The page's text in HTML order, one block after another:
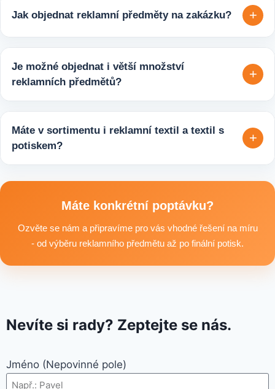
reklamních předmětů. K dispozici jsou i ekologicky udržitelné
varianty, které jsou vhodné pro firmy, jež chtějí spojit svojí
propagaci s odpovědným přístupem k životnímu prostředí.
Jak objednat reklamní předměty na zakázku? +
počtem kusů a představou o potisku. Následně si s vámi
upřesníme doplňující detaily, doporučíme vhodné varianty
Je možné objednat i větší množství
reklamních předmětů?
+
tisíců kusů pro firmy, eventy, gastro provozy nebo dlouhodobé
reklamní kampaně. Připravíme ideální řešení podle rozpočtu,
Máte v sortimentu i reklamní textil a textil s
potiskem?
+
textilní produkty vhodné pro branding, promo akce i firemní
Máte konkrétní poptávku?
Ozvěte se nám a připravíme pro vás vhodné řešení na míru
- od výběru reklamního předmětu až po finální potisk.
Nevíte si rady? Zeptejte se nás.
Jméno (Nepovinné pole)